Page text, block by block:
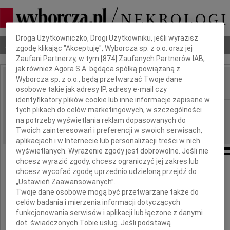
Nekrologi Odeszli Poradnik pogrzebowy
IMIĘ I NAZWISKO:
REGION: Gdańsk
DATA EMISJI: 04.02.2011
Jerzemu Michalskiemu
z powodu śmierci
Dbamy o Twoją prywatność
Droga Użytkowniczko, Drogi Użytkowniku, jeśli wyrazisz
zgodę klikając "Akceptuję", Wyborcza sp. z o.o. oraz jej
Zaufani Partnerzy, w tym [874 ] Zaufanych Partnerów IAB,
jak również Agora S.A. będąca spółką powiązaną z
Wyborcza sp. z o.o., będą przetwarzać Twoje dane
osobowe takie jak adresy IP, adresy e-mail czy
identyfikatory plików cookie lub inne informacje zapisane w
tych plikach do celów marketingowych, w szczególności
na potrzeby wyświetlania reklam dopasowanych do
Twoich zainteresowań i preferencji w swoich serwisach,
aplikacjach i w Internecie lub personalizacji treści w nich
wyświetlanych. Wyrażenie zgody jest dobrowolne. Jeśli nie
chcesz wyrazić zgody, chcesz ograniczyć jej zakres lub
chcesz wycofać zgodę uprzednio udzieloną przejdź do
„Ustawień Zaawansowanych”.
Twoje dane osobowe mogą być przetwarzane także do
celów badania i mierzenia informacji dotyczących
funkcjonowania serwisów i aplikacji lub łączone z danymi
dot. świadczonych Tobie usług. Jeśli podstawą